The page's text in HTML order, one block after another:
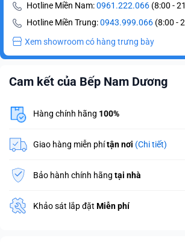
Hotline Miền Nam:0961.222.066 (8:00 -
Hotline Miền Trung:0943.999.066 (8:00 -
Xem showroom có hàng trưng bày
Cam kết của Bếp Nam Dương
Hàng chính hãng 100%
Giao hàng miễn phítận nơi (Chi tiết)
Bảo hành chính hãng tại nhà
Khảo sát lắp đặt Miễn phí